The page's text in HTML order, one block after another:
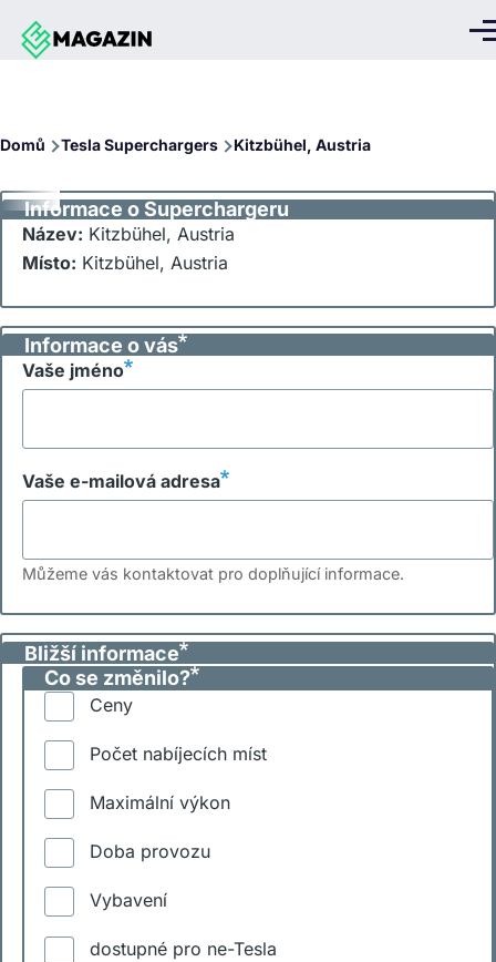
Přejít k hlavnímu obsahu
Domů Tesla Superchargers Kitzbühel, Austria
Informace o Superchargeru
Název: Kitzbühel, Austria
Místo: Kitzbühel, Austria
Informace o vás
Vaše jméno
Vaše e-mailová adresa
Můžeme vás kontaktovat pro doplňující informace.
Bližší informace
Co se změnilo?
Ceny
Počet nabíjecích míst
Maximální výkon
Doba provozu
Vybavení
dostupné pro ne-Tesla